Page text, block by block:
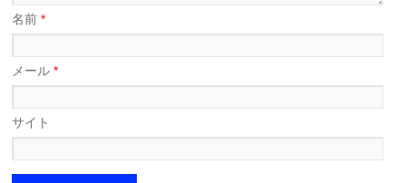
名前*
メール*
サイト